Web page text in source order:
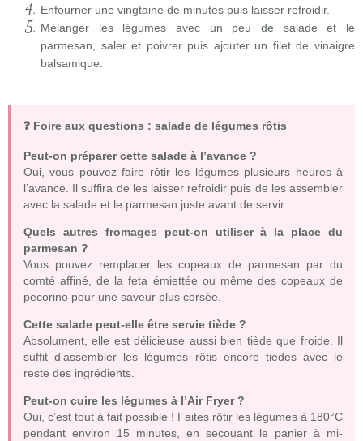
Enfourner une vingtaine de minutes puis laisser refroidir.
Mélanger les légumes avec un peu de salade et le
parmesan, saler et poivrer puis ajouter un filet de vinaigre
balsamique.
❓ Foire aux questions : salade de légumes rôtis
Peut-on préparer cette salade à l’avance ?
Oui, vous pouvez faire rôtir les légumes plusieurs heures à
l’avance. Il suffira de les laisser refroidir puis de les assembler
avec la salade et le parmesan juste avant de servir.
Quels autres fromages peut-on utiliser à la place du
parmesan ?
Vous pouvez remplacer les copeaux de parmesan par du
comté affiné, de la feta émiettée ou même des copeaux de
pecorino pour une saveur plus corsée.
Cette salade peut-elle être servie tiède ?
Absolument, elle est délicieuse aussi bien tiède que froide. Il
suffit d’assembler les légumes rôtis encore tièdes avec le
reste des ingrédients.
Peut-on cuire les légumes à l’Air Fryer ?
Oui, c’est tout à fait possible ! Faites rôtir les légumes à 180°C
pendant environ 15 minutes, en secouant le panier à mi-